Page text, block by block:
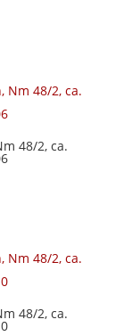
48/2, ca.
48/2, ca.